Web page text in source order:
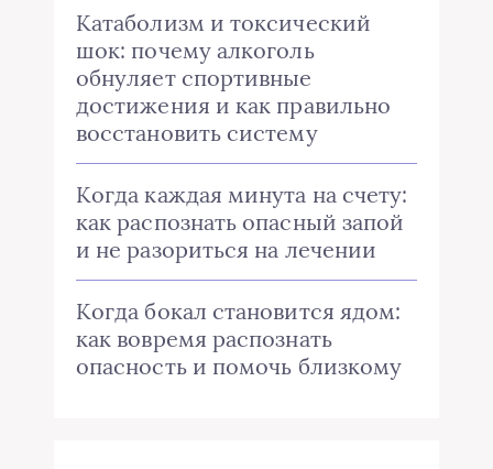
Катаболизм и токсический
шок: почему алкоголь
обнуляет спортивные
достижения и как правильно
восстановить систему
Когда каждая минута на счету:
как распознать опасный запой
и не разориться на лечении
Когда бокал становится ядом:
как вовремя распознать
опасность и помочь близкому